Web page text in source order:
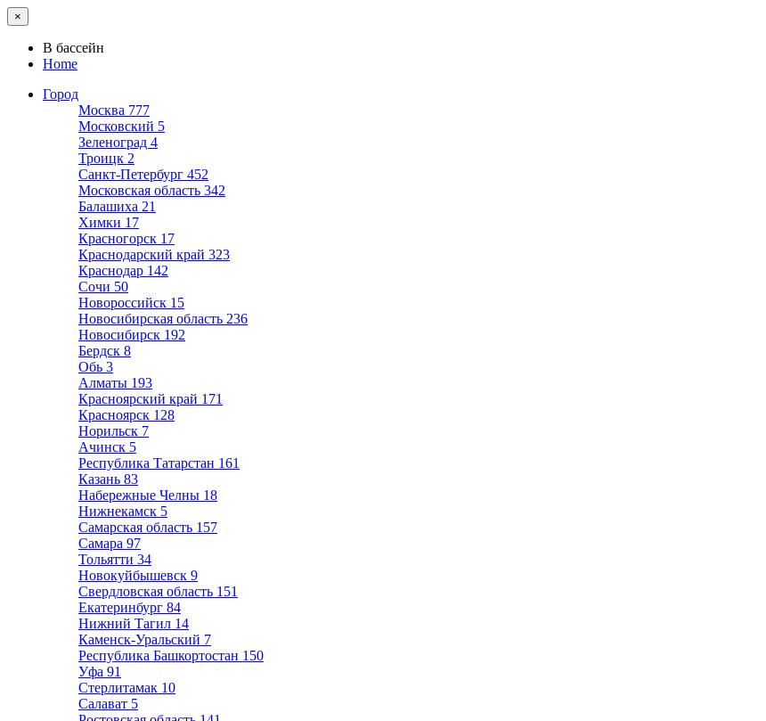
×
В бассейн
Home
Город
Москва 777
Московский 5
Зеленоград 4
Троицк 2
Санкт-Петербург 452
Московская область 342
Балашиха 21
Химки 17
Красногорск 17
Краснодарский край 323
Краснодар 142
Сочи 50
Новороссийск 15
Новосибирская область 236
Новосибирск 192
Бердск 8
Обь 3
Алматы 193
Красноярский край 171
Красноярск 128
Норильск 7
Ачинск 5
Республика Татарстан 161
Казань 83
Набережные Челны 18
Нижнекамск 5
Самарская область 157
Самара 97
Тольятти 34
Новокуйбышевск 9
Свердловская область 151
Екатеринбург 84
Нижний Тагил 14
Каменск-Уральский 7
Республика Башкортостан 150
Уфа 91
Стерлитамак 10
Салават 5